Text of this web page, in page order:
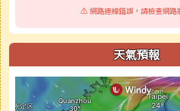
⚠️ 網路連線錯誤，請檢查網路
天氣預報